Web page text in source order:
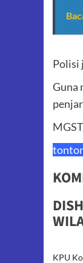
Polisi
Guna
KPU